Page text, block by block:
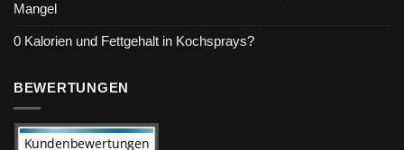
Mangel
0 Kalorien und Fettgehalt in Kochsprays?
BEWERTUNGEN